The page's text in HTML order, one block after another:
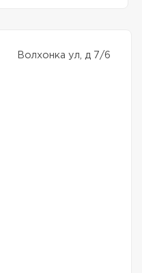
Волхонка ул, д 7/6